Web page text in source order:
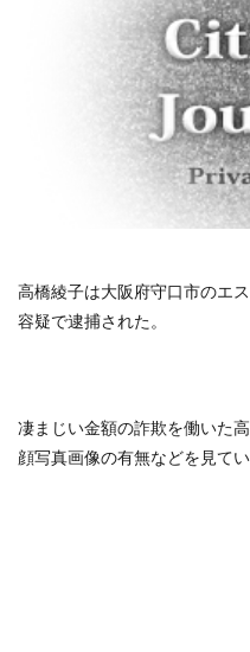
高橋綾子は大阪府守口市のエ
容疑で逮捕された。
凄まじい金額の詐欺を働いた
顔写真画像の有無などを見てい